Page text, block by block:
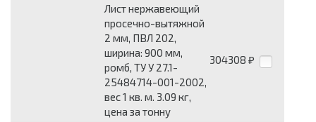
Лист нержавеющий
просечно-вытяжной
2 мм, ПВЛ 202,
ширина: 900 мм,
ромб, ТУ У 27.1-
25484714-001-2002,
вес 1 кв. м. 3.09 кг,
цена за тонну
304308 ₽